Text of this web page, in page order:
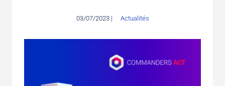
03/07/2023 | Actualités